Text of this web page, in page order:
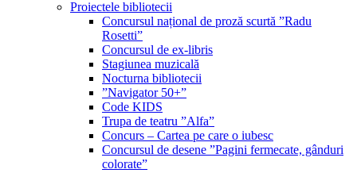
Proiectele bibliotecii
Concursul național de proză scurtă ”Radu
Rosetti”
Concursul de ex-libris
Stagiunea muzicală
Nocturna bibliotecii
”Navigator 50+”
Code KIDS
Trupa de teatru ”Alfa”
Concurs – Cartea pe care o iubesc
Concursul de desene ”Pagini fermecate, gânduri
colorate”